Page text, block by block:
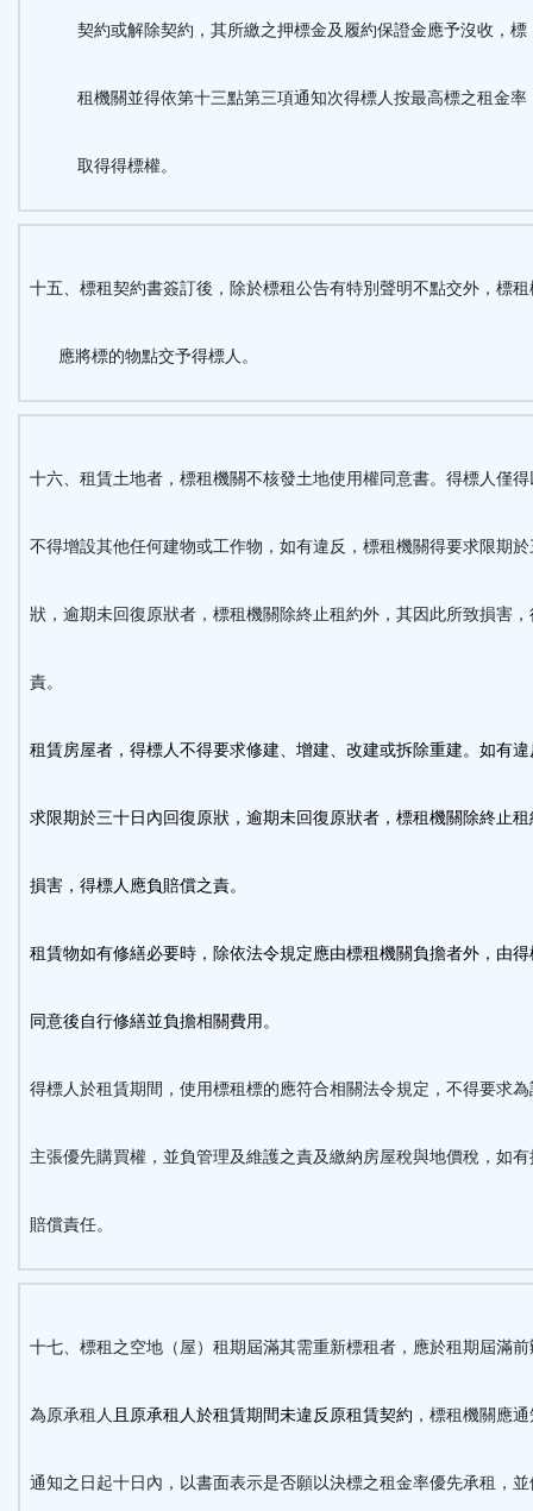
契約或解除契約，其所繳之押標金及履約保證金應予沒收，標
租機關並得依第十三點第三項通知次得標人按最高標之租金率
取得得標權。
十五、標租契約書簽訂後，除於標租公告有特別聲明不點交外，標租
應將標的物點交予得標人。
十六、 租賃土地者，標租機關不核發土地使用權同意書。得標人僅
不得增設其他任何建物或工作物，如有違反，標租機關得要求限期
狀，逾期未回復原狀者，標租機關除終止租約外，其因此所致損害
責。
租賃房屋者，得標人不得要求修建、增建、改建或拆除重建。如有
求限期於三十日內回復原狀，逾期未回復原狀者，標租機關除終止
損害，得標人應負賠償之責。
租賃物如有修繕必要時，除依法令規定應由標租機關負擔者外，由
同意後自行修繕並負擔相關費用。
得標人於租賃期間，使用標租標的應符合相關法令規定，不得要求
主張優先購買權，並負管理及維護之責及繳納房屋稅與地價稅，如
賠償責任。
十七、標租之空地（屋）租期屆滿其需重新標租者，應於租期屆滿
為原承租人 且原承租人於租賃期間未違反原租賃契約 ，標租機關應
通知之日起十日內，以書面表示是否願以決標之租金率優先承租，